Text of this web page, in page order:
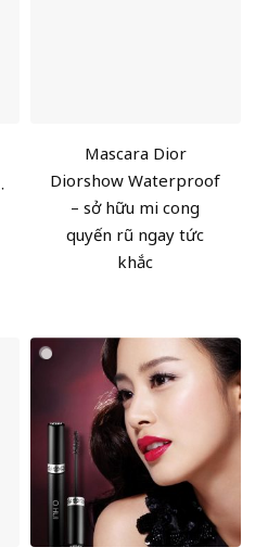
Mascara Dior
Diorshow Waterproof
– sở hữu mi cong
quyến rũ ngay tức
khắc